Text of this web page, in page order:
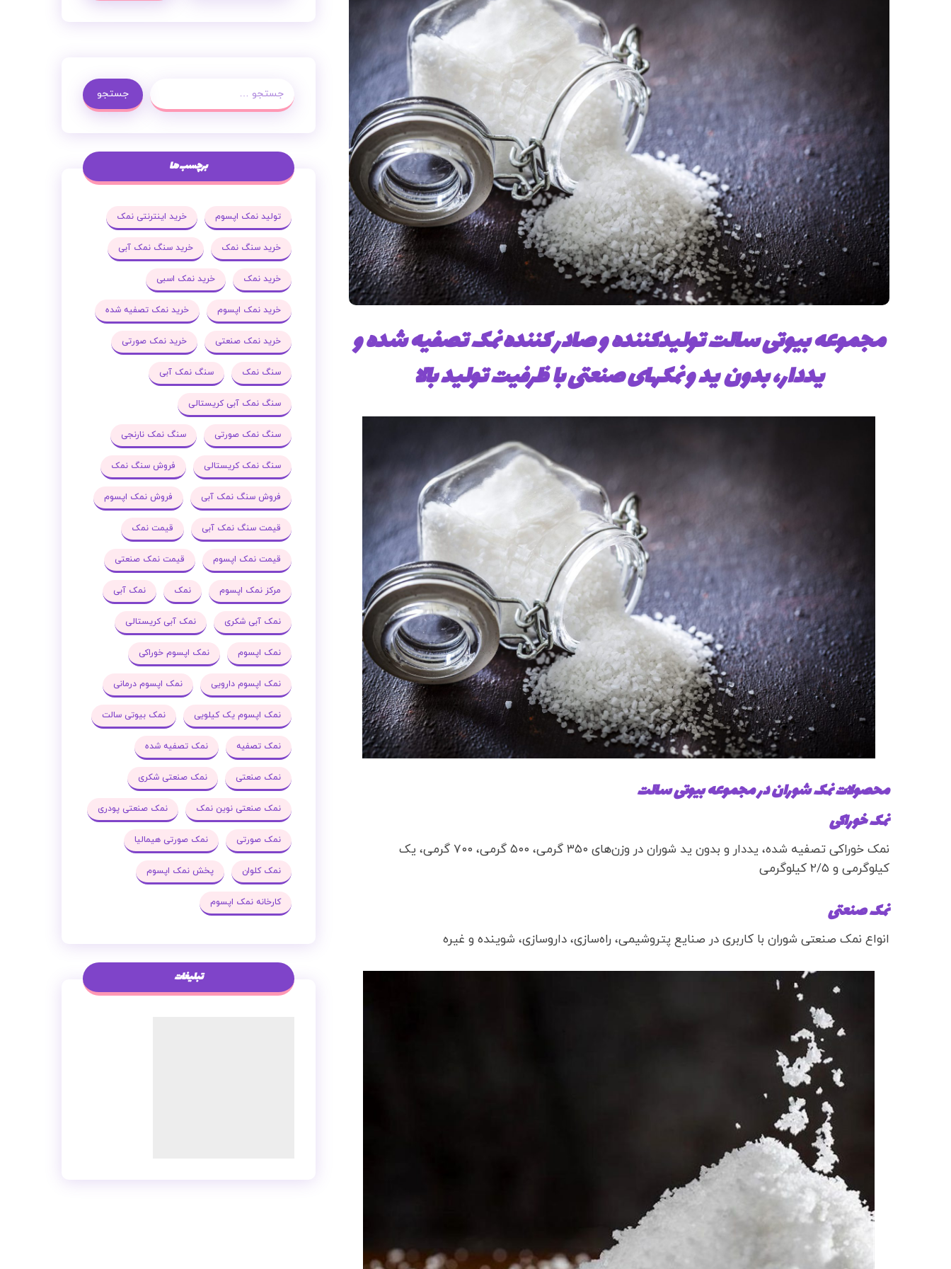
مجموعه بیوتی سالت تولیدکننده و صادر کننده نمک تصفیه شده و
یددار، بدون ید و نمکهای صنعتی با ظرفیت تولید بالا
محصولات نمک شوران در مجموعه بیوتی سالت
نمک خوراکی
نمک خوراکی تصفیه شده، یددار و بدون ید شوران در وزن‌های ۳۵۰ گرمی، ۵۰۰ گرمی، ۷۰۰ گرمی، یک
کیلوگرمی و ۲/۵ کیلوگرمی
نمک صنعتی
انواع نمک صنعتی شوران با کاربری در صنایع پتروشیمی، راه‌سازی، داروسازی، شوینده و غیره
جستجو
برچسب ها
تولید نمک اپسوم خرید اینترنتی نمک
خرید سنگ نمک خرید سنگ نمک آبی
خرید نمک خرید نمک اسبی
خرید نمک اپسوم خرید نمک تصفیه شده
خرید نمک صنعتی خرید نمک صورتی
سنگ نمک سنگ نمک آبی
سنگ نمک آبی کریستالی
سنگ نمک صورتی سنگ نمک نارنجی
سنگ نمک کریستالی فروش سنگ نمک
فروش سنگ نمک آبی فروش نمک اپسوم
قیمت سنگ نمک آبی قیمت نمک
قیمت نمک اپسوم قیمت نمک صنعتی
مرکز نمک اپسوم نمک نمک آبی
نمک آبی شکری نمک آبی کریستالی
نمک اپسوم نمک اپسوم خوراکی
نمک اپسوم دارویی نمک اپسوم درمانی
نمک اپسوم یک کیلویی نمک بیوتی سالت
نمک تصفیه نمک تصفیه شده
نمک صنعتی نمک صنعتی شکری
نمک صنعتی نوین نمک نمک صنعتی پودری
نمک صورتی نمک صورتی هیمالیا
نمک کلوان پخش نمک اپسوم
کارخانه نمک اپسوم
تبلیغات